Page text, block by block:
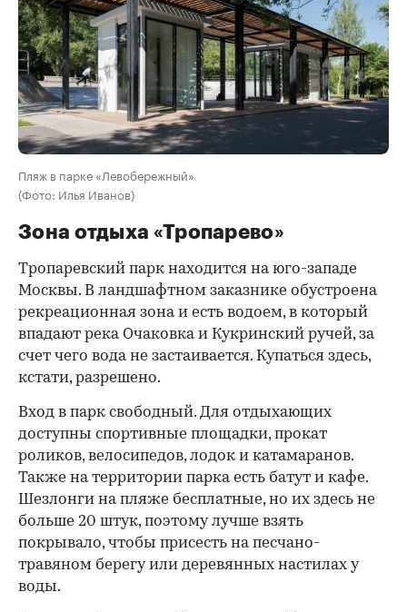
Пляж в парке «Левобережный»
(Фото: Илья Иванов)
Зона отдыха «Тропарево»
Тропаревский парк находится на юго-западе
Москвы. В ландшафтном заказнике обустроена
рекреационная зона и есть водоем, в который
впадают река Очаковка и Кукринский ручей, за
счет чего вода не застаивается. Купаться здесь,
кстати, разрешено.
Вход в парк свободный. Для отдыхающих
доступны спортивные площадки, прокат
роликов, велосипедов, лодок и катамаранов.
Также на территории парка есть батут и кафе.
Шезлонги на пляже бесплатные, но их здесь не
больше 20 штук, поэтому лучше взять
покрывало, чтобы присесть на песчано-
травяном берегу или деревянных настилах у
воды.